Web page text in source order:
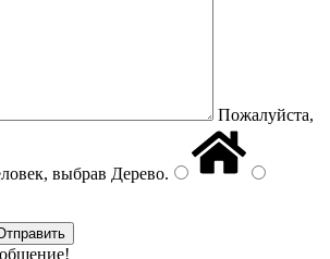
Пожалуйста,
выбрав Дерево.